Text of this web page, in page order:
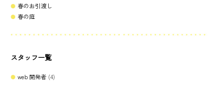
春のお引渡し
春の庭
スタッフ一覧
web 開発者 (4)